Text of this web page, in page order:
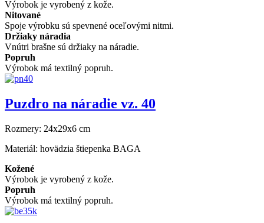
Výrobok je vyrobený z kože.
Nitované
Spoje výrobku sú spevnené oceľovými nitmi.
Držiaky náradia
Vnútri brašne sú držiaky na náradie.
Popruh
Výrobok má textilný popruh.
Puzdro na náradie vz. 40
Rozmery: 24x29x6 cm
Materiál: hovädzia štiepenka BAGA
Kožené
Výrobok je vyrobený z kože.
Popruh
Výrobok má textilný popruh.